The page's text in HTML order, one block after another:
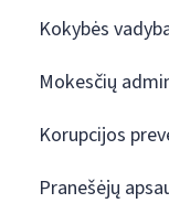
Kokybės
Mokesčių
Korupcijos
Pranešėjų